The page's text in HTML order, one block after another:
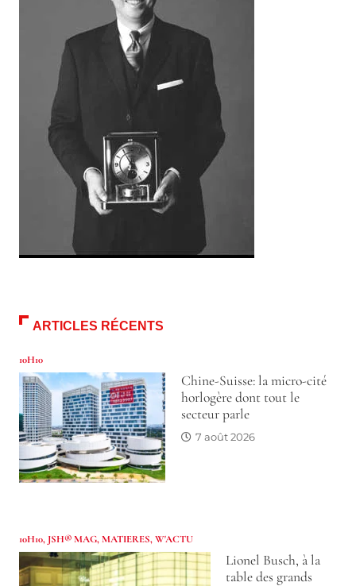
ARTICLES RÉCENTS
10H10
Chine-Suisse: la micro-cité
horlogère dont tout le
secteur parle
7 août 2026
10H10, JSH® MAG,MATIERES,W'ACTU
Lionel Busch, à la
table des grands